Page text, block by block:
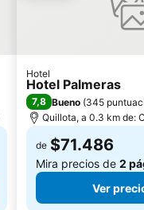
Hotel
Hotel Palmeras
7,8 Bueno (345
Quillota, a 0.3 km de:
de $71.486
Mira precios de 2
Ver